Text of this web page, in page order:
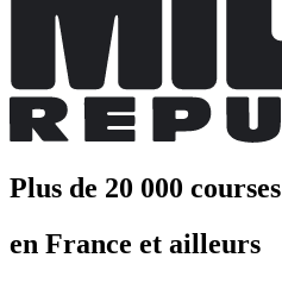
Plus de 20 000 courses
en France et ailleurs